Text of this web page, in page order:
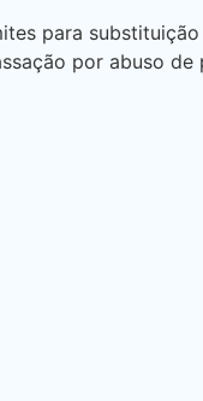
para
por abuso de